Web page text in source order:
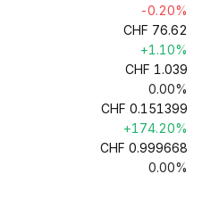
-0.20%
CHF 76.62
+1.10%
CHF 1.039
0.00%
CHF 0.151399
+174.20%
CHF 0.999668
0.00%